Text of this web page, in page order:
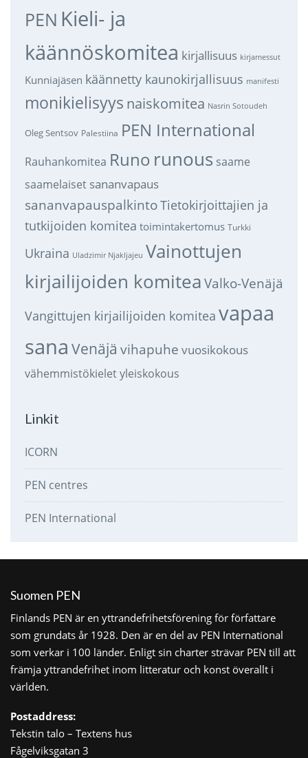
PEN Kieli- ja
käännöskomitea kirjallisuus kirjamessut
Kunniajäsen käännetty kaunokirjallisuus manifesti
monikielisyys naiskomitea Nasrin Sotoudeh
Oleg Sentsov Palestiina PEN International
Rauhankomitea Runo runous saame
saamelaiset sananvapaus
sananvapauspalkintoTietokirjoittajien ja
tutkijoiden komitea toimintakertomus Turkki
Ukraina Uladzimir Njakljajeu Vainottujen
kirjailijoiden komitea Valko-Venäjä
Vangittujen kirjailijoiden komitea vapaa
sana Venäjä vihapuhe vuosikokous
vähemmistökieletyleiskokous
Linkit
ICORN
PEN centres
PEN International
Suomen PEN
Finlands PEN är en yttrandefrihetsförening för författare
som grundats år 1928. Den är en del av PEN International
som verkar i 100 länder. Enligt sin charter strävar PEN till att
främja yttrandefrihet inom litteratur och konst överallt i
världen.
Postaddress:
Tekstin talo – Textens hus
Fågelviksgatan 3